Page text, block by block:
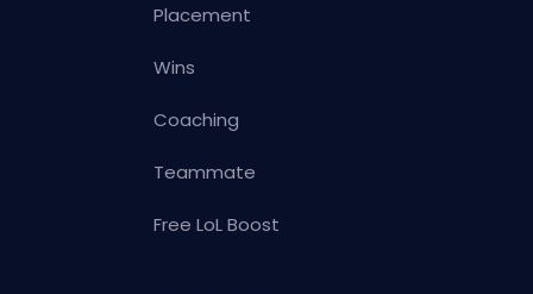
Placement
Wins
Coaching
Teammate
Free LoL Boost